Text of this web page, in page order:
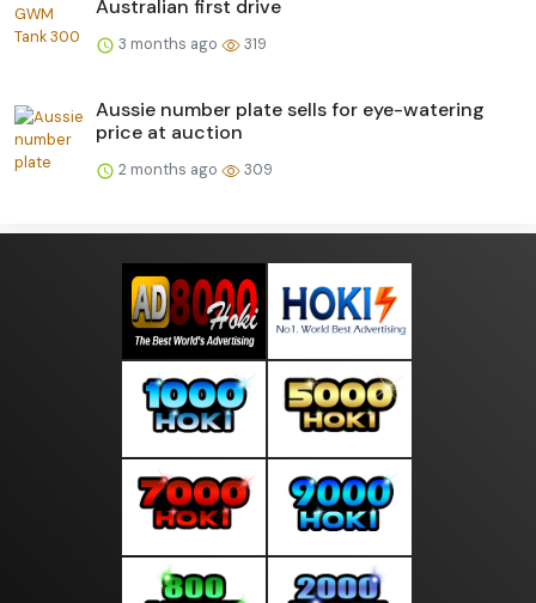
Australian first drive
3 months ago 319
Aussie number plate sells for eye-watering
price at auction
2 months ago 309